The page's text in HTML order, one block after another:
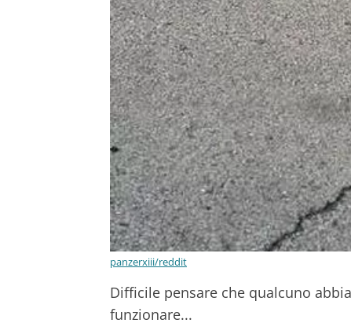
panzerxiii/reddit
Difficile pensare che qualcuno
funzionare...